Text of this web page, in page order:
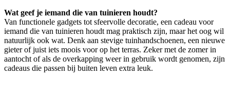
Wat geef je iemand die van tuinieren houdt?
Van functionele gadgets tot sfeervolle decoratie, een cadeau voor
iemand die van tuinieren houdt mag praktisch zijn, maar het oog wil
natuurlijk ook wat. Denk aan stevige tuinhandschoenen, een nieuwe
gieter of juist iets moois voor op het terras. Zeker met de zomer in
aantocht of als de overkapping weer in gebruik wordt genomen, zijn
cadeaus die passen bij buiten leven extra leuk.